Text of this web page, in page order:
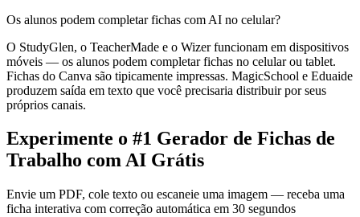
Os alunos podem completar fichas com AI no celular?
O StudyGlen, o TeacherMade e o Wizer funcionam em dispositivos
móveis — os alunos podem completar fichas no celular ou tablet.
Fichas do Canva são tipicamente impressas. MagicSchool e Eduaide
produzem saída em texto que você precisaria distribuir por seus
próprios canais.
Experimente o #1 Gerador de Fichas de
Trabalho com AI Grátis
Envie um PDF, cole texto ou escaneie uma imagem — receba uma
ficha interativa com correção automática em 30 segundos